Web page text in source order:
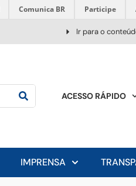
Comunica BR Participe
Ir para o
ACESSO RÁPIDO
IMPRENSA